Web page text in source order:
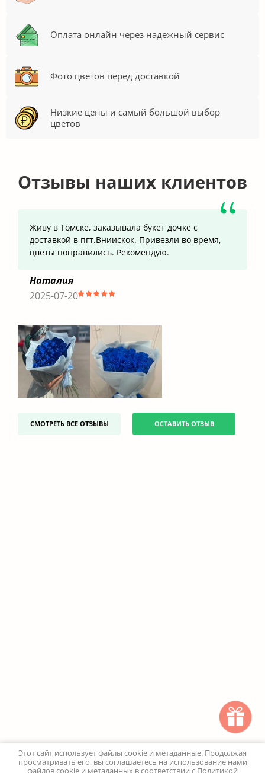
Оплата онлайн через надежный сервис
Фото цветов перед доставкой
Низкие цены и самый большой выбор
цветов
Отзывы наших клиентов
Живу в Томске, заказывала букет дочке с
доставкой в пгт.Вниискок. Привезли во время,
цветы понравились. Рекомендую.
Наталия
2025-07-20
СМОТРЕТЬ ВСЕ ОТЗЫВЫ ОСТАВИТЬ ОТЗЫВ
Этот сайт использует файлы cookie и метаданные. Продолжая
просматривать его, вы соглашаетесь на использование нами
файлов cookie и метаданных в соответствии с Политикой